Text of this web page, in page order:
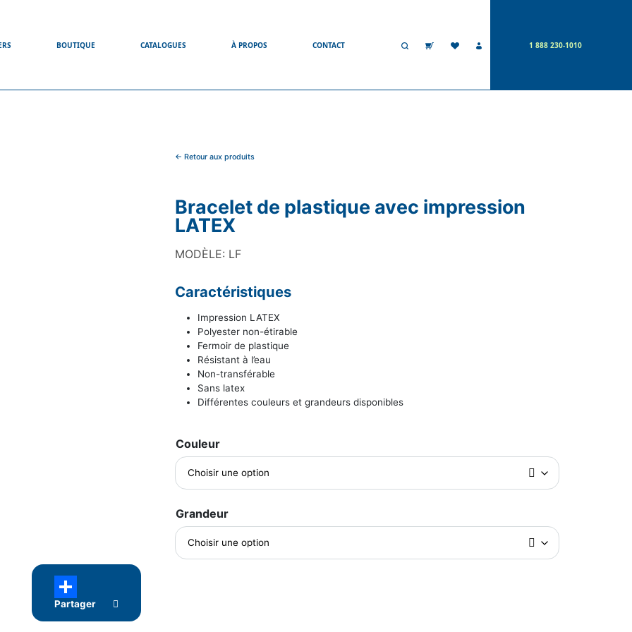
BOUTIQUE CATALOGUES À PROPOS CONTACT 1 888 230-1010
Partager
<- Retour aux produits
Bracelet de plastique avec impression
LATEX
MODÈLE: LF
Caractéristiques
Impression LATEX
Polyester non-étirable
Fermoir de plastique
Résistant à l’eau
Non-transférable
Sans latex
Différentes couleurs et grandeurs disponibles
Couleur
Grandeur